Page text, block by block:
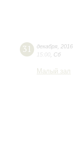
31 декабря 2016
15:00 Сб
Малый зал